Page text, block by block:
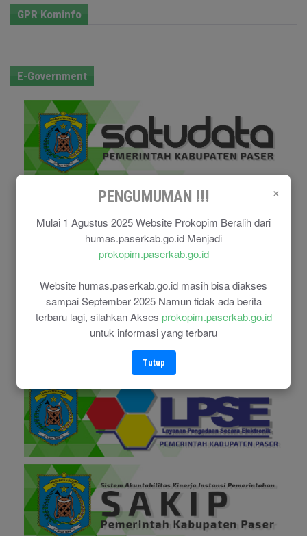
×
PENGUMUMAN !!!
Mulai 1 Agustus 2025 Website Prokopim Beralih dari
humas.paserkab.go.id Menjadi
prokopim.paserkab.go.id
Website humas.paserkab.go.id masih bisa diakses
sampai September 2025 Namun tidak ada berita
terbaru lagi, silahkan Akses prokopim.paserkab.go.id
untuk informasi yang terbaru
Tutup
GPR Kominfo
E-Government